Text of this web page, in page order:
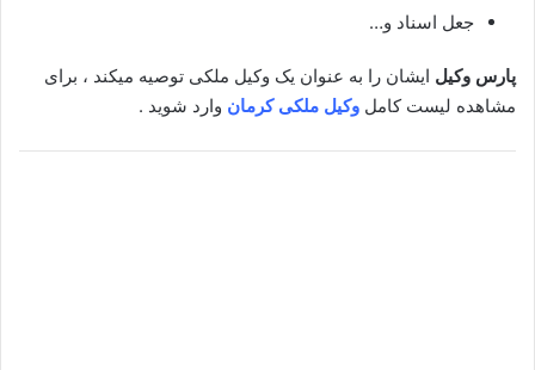
جعل اسناد و…
پارس وکیل ایشان را به عنوان یک وکیل ملکی توصیه میکند ، برای
مشاهده لیست کامل وکیل ملکی کرمان وارد شوید .